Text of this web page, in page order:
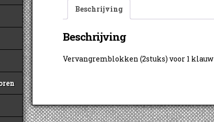
Beschrijving
Beschrijving
Vervangremblokken (2stuks) voor 1 klauw